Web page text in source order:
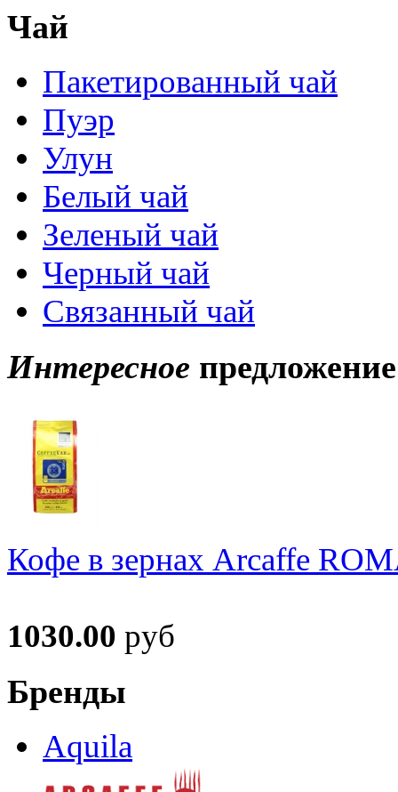
Чай
Пакетированный чай
Пуэр
Улун
Белый чай
Зеленый чай
Черный чай
Связанный чай
Интересное предложение
Кофе в зернах Arcaffe
1030.00 руб
Бренды
Aquila